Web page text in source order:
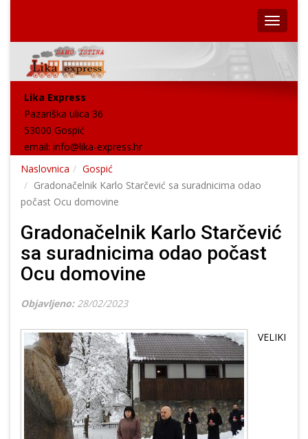
Lika Express
Pazariška ulica 36
53000 Gospić
email: info@lika-express.hr
Naslovnica
Gospić
Gradonačelnik Karlo Starčević sa suradnicima odao
počast Ocu domovine
Gradonačelnik Karlo Starčević
sa suradnicima odao počast
Ocu domovine
Objavljeno: 28/02/2023
VELIKI